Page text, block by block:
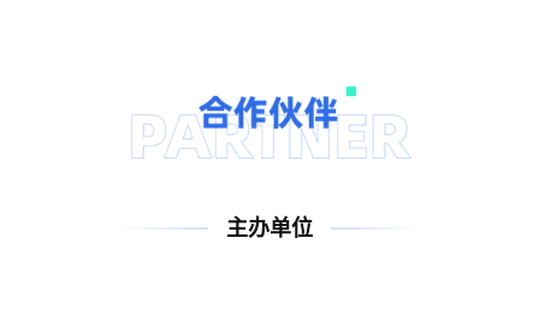
主办单位